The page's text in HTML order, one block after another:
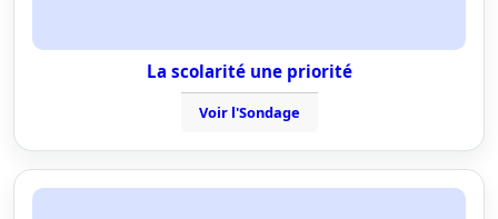
La scolarité une priorité
Voir l'Sondage